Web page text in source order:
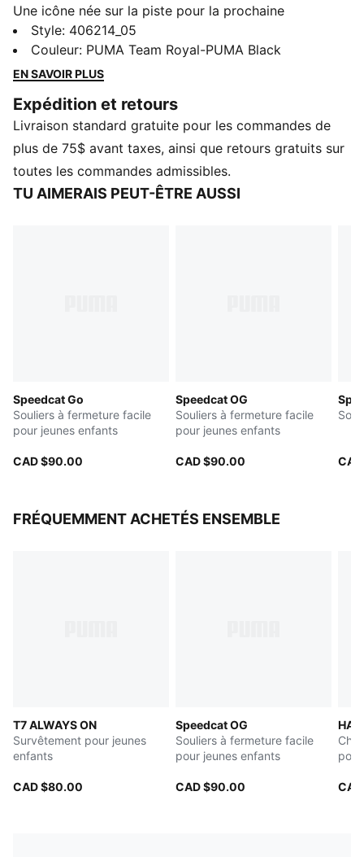
Une icône née sur la piste pour la prochaine
génération. La H-Street sort des archives avec un
aspect enraciné dans la vitesse et faite spécialement
pour les enfants. Inspirée par les chaussures de course
2000, la H-Street garde les petits pieds à l'aise avec
une tige en tissu mesh léger et une forme profilée.
CARACTÉRISTIQUES ET AVANTAGES
SOFTFOAM+ : Semelle intérieure confortable conçue
pour offrir un amorti doux grâce à son talon plus
Style: 406214_05
Couleur: PUMA Team Royal-PUMA Black
EN SAVOIR PLUS
Expédition et retours
Livraison standard gratuite pour les commandes de
plus de 75$ avant taxes, ainsi que retours gratuits sur
toutes les commandes admissibles.
TU AIMERAIS PEUT-ÊTRE AUSSI
Speedcat Go
Souliers à fermeture facile
pour jeunes enfants
CAD $90.00
Speedcat OG
Souliers à fermeture facile
pour jeunes enfants
CAD $90.00
FRÉQUEMMENT ACHETÉS ENSEMBLE
T7 ALWAYS ON
Survêtement pour jeunes
enfants
CAD $80.00
Speedcat OG
Souliers à fermeture facile
pour jeunes enfants
CAD $90.00